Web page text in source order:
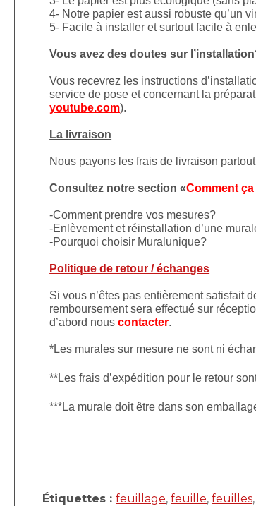
4- Notre papier est aussi robuste qu’un
5- Facile à installer et surtout facile à
Vous avez des doutes sur
Vous recevrez les instructions
service de pose et concernant la
youtube.com).
La livraison
Nous payons les frais de livraison
Consultez notre section «Comment
-Comment prendre vos mesures?
-Enlèvement et réinstallation d’une
-Pourquoi choisir Muralunique?
Politique de retour / échanges
Si vous n’êtes pas entièrement satisfait
remboursement sera effectué sur
d’abord nouscontacter.
*Les murales sur mesure ne sont ni
**Les frais d’expédition pour le retour
***La murale doit être dans son
Étiquettes :feuillage,feuille,feuilles,